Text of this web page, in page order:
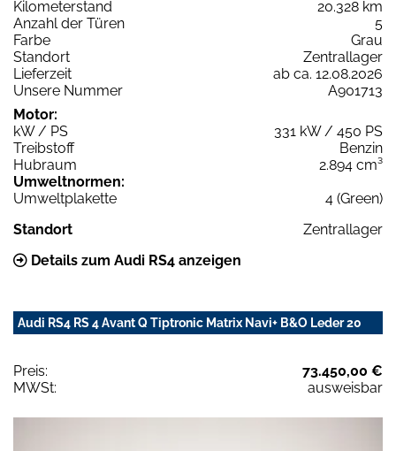
Kilometerstand
20.328 km
Anzahl der Türen
5
Farbe
Grau
Standort
Zentrallager
Lieferzeit
ab ca. 12.08.2026
Unsere Nummer
A901713
Motor:
kW / PS
331 kW / 450 PS
Treibstoff
Benzin
Hubraum
2.894 cm³
Umweltnormen:
Umweltplakette
4 (Green)
Standort
Zentrallager
Details zum Audi RS4 anzeigen
Audi RS4 RS 4 Avant Q Tiptronic Matrix Navi+ B&O Leder 20
Preis:
73.450,00 €
MWSt:
ausweisbar